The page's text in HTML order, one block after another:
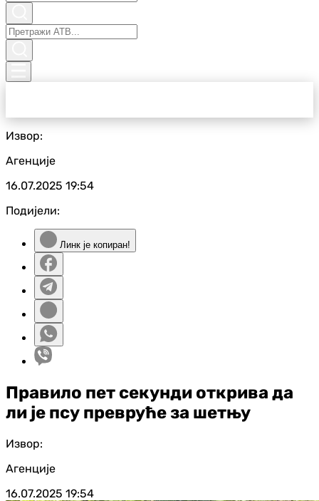
Извор:
Агенције
16.07.2025 19:54
Подијели:
Линк је копиран!
Правило пет секунди открива да
ли је псу превруће за шетњу
Извор:
Агенције
16.07.2025 19:54